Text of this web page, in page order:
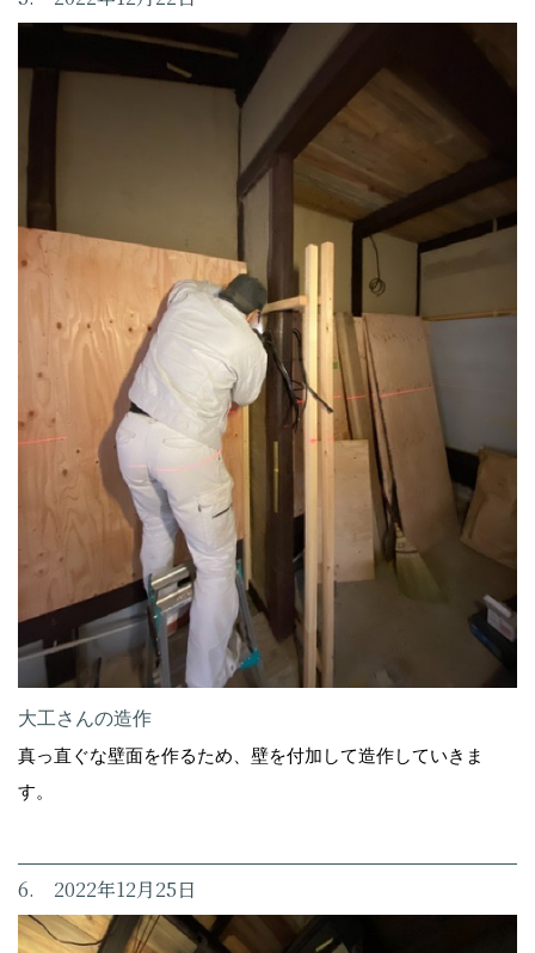
大工さんの造作
真っ直ぐな壁面を作るため、壁を付加して造作していきま
す。
6. 2022年12月25日